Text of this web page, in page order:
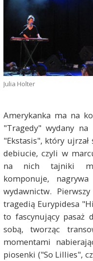
Julia Holter
Amerykanka ma na
"Tragedy" wydany
"Ekstasis", który
debiucie, czyli w
na nich tajniki
komponuje,
wydawnictw.
tragedią Eurypidesa
to fascynujący pasaż
sobą, tworząc
momentami
piosenki ("So Lillies",